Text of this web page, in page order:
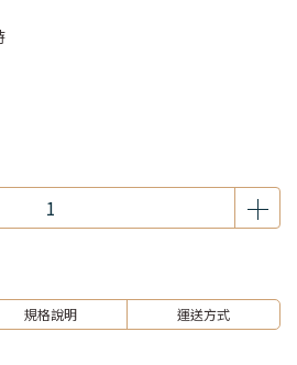
規格說明 運送方式